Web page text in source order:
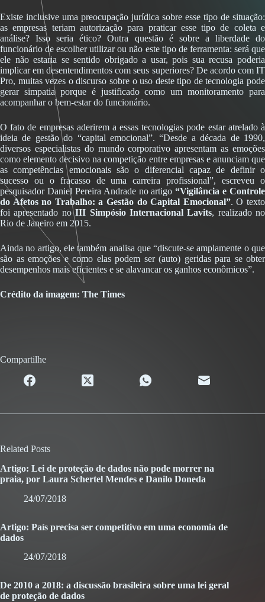
Existe inclusive uma preocupação jurídica sobre esse tipo de situação:
as empresas teriam autorização para praticar esse tipo de coleta e
análise? Isso seria ético? Outra questão é sobre a liberdade do
funcionário de escolher utilizar ou não este tipo de ferramenta: será que
ele não estaria se sentido obrigado a usar, pois sua recusa poderia
implicar em desentendimentos com seus superiores? De acordo com IT
Pro, muitas vezes o discurso sobre o uso deste tipo de tecnologia pode
gerar simpatia porque é justificado como um monitoramento para
acompanhar o bem-estar do funcionário.
O fato de empresas aderirem a essas tecnologias pode estar atrelado à
ideia de gestão do “capital emocional”. “Desde a década de 1990,
diversos especialistas do mundo corporativo apresentam as emoções
como elemento decisivo na competição entre empresas e anunciam que
as competências emocionais são o diferencial capaz de definir o
sucesso ou o fracasso de uma carreira profissional”, escreveu o
pesquisador Daniel Pereira Andrade no artigo“Vigilância e Controle
do Afetos no Trabalho: a Gestão do Capital Emocional”. O texto
foi apresentado noIII Simpósio Internacional Lavits, realizado no
Rio de Janeiro em 2015.
Ainda no artigo, ele também analisa que “discute-se amplamente o que
são as emoções e como elas podem ser (auto) geridas para se obter
desempenhos mais eficientes e se alavancar os ganhos econômicos”.
Crédito da imagem: The Times
Compartilhe
Related Posts
Artigo: Lei de proteção de dados não pode morrer na
praia, por Laura Schertel Mendes e Danilo Doneda
24/07/2018
Artigo: País precisa ser competitivo em uma economia de
dados
24/07/2018
De 2010 a 2018: a discussão brasileira sobre uma lei geral
de proteção de dados